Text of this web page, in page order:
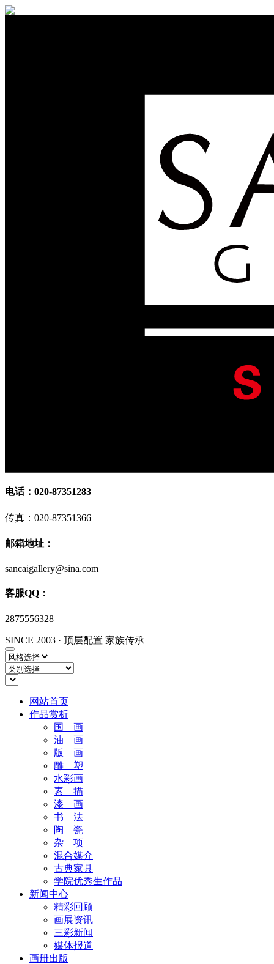
电话：020-87351283
传真：020-87351366
邮箱地址：
sancaigallery@sina.com
客服QQ：
2875556328
SINCE 2003 · 顶层配置 家族传承
网站首页
作品赏析
国 画
油 画
版 画
雕 塑
水彩画
素 描
漆 画
书 法
陶 瓷
杂 项
混合媒介
古典家具
学院优秀生作品
新闻中心
精彩回顾
画展资讯
三彩新闻
媒体报道
画册出版